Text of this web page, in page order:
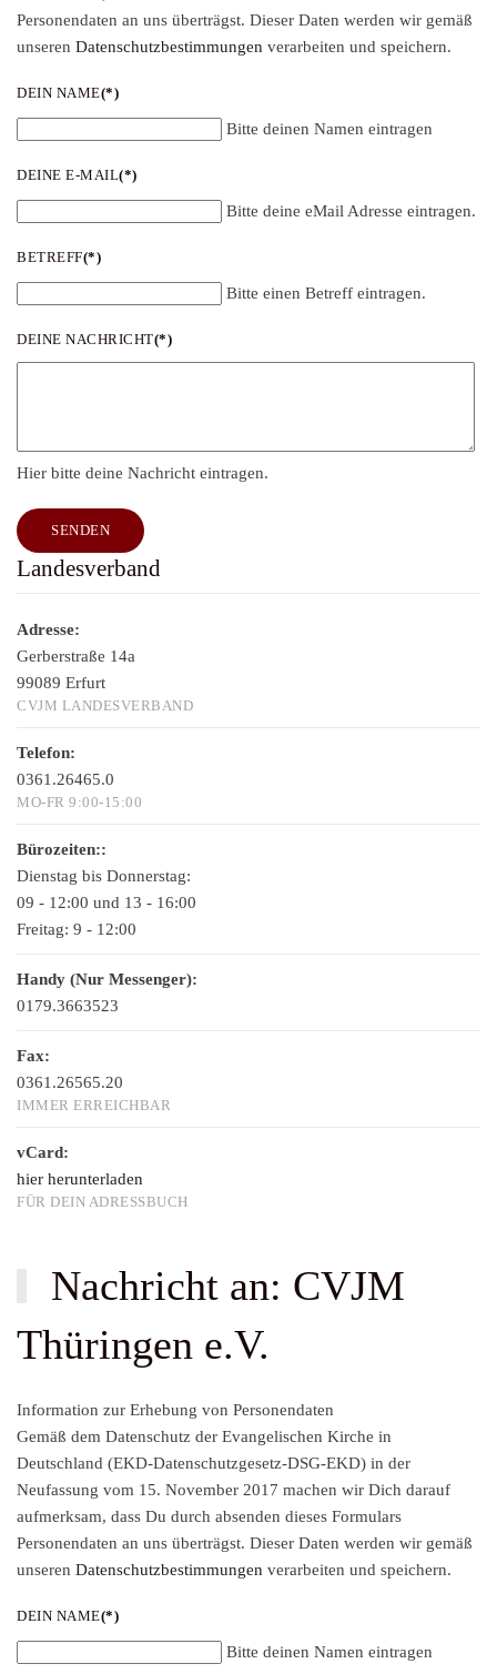
Personendaten an uns überträgst. Dieser Daten werden wir gemäß
unseren Datenschutzbestimmungen verarbeiten und speichern.
DEIN NAME(*)
Bitte deinen Namen eintragen
DEINE E-MAIL(*)
Bitte deine eMail Adresse eintragen.
BETREFF(*)
Bitte einen Betreff eintragen.
DEINE NACHRICHT(*)
Hier bitte deine Nachricht eintragen.
SENDEN
Landesverband
Adresse:
Gerberstraße 14a
99089 Erfurt
CVJM LANDESVERBAND
Telefon:
0361.26465.0
MO-FR 9:00-15:00
Bürozeiten::
Dienstag bis Donnerstag:
09 - 12:00 und 13 - 16:00
Freitag: 9 - 12:00
Handy (Nur Messenger):
0179.3663523
Fax:
0361.26565.20
IMMER ERREICHBAR
vCard:
hier herunterladen
FÜR DEIN ADRESSBUCH
Nachricht an: CVJM
Thüringen e.V.
Information zur Erhebung von Personendaten
Gemäß dem Datenschutz der Evangelischen Kirche in
Deutschland (EKD-Datenschutzgesetz-DSG-EKD) in der
Neufassung vom 15. November 2017 machen wir Dich darauf
aufmerksam, dass Du durch absenden dieses Formulars
Personendaten an uns überträgst. Dieser Daten werden wir gemäß
unseren Datenschutzbestimmungen verarbeiten und speichern.
DEIN NAME(*)
Bitte deinen Namen eintragen